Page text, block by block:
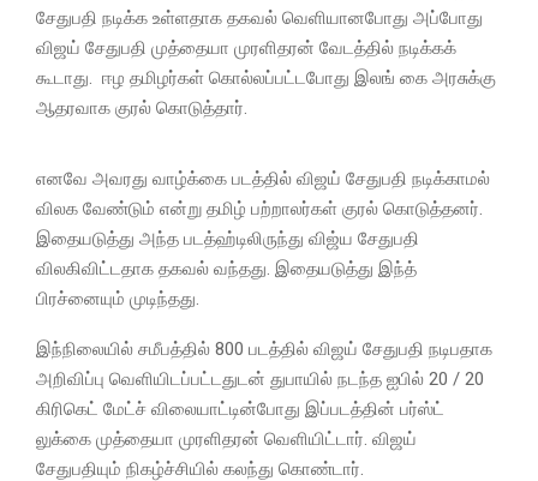
சேதுபதி நடிக்க உள்ளதாக தகவல் வெளியானபோது அப்போது
விஜய் சேதுபதி முத்தையா முரளிதரன் வேடத்தில் நடிக்கக்
கூடாது. ஈழ தமிழர்கள் கொல்லப்பட்டபோது இலங் கை அரசுக்கு
ஆதரவாக குரல் கொடுத்தார்.
எனவே அவரது வாழ்க்கை படத்தில் விஜய் சேதுபதி நடிக்காமல்
விலக வேண்டும் என்று தமிழ் பற்றாலர்கள் குரல் கொடுத்தனர்.
இதையடுத்து அந்த படத்ஹ்டிலிருந்து விஜ்ய சேதுபதி
விலகிவிட்டதாக தகவல் வந்தது. இதையடுத்து இந்த்
பிரச்னையும் முடிந்தது.
இந்நிலையில் சமீபத்தில் 800 படத்தில் விஜய் சேதுபதி நடிபதாக
அறிவிப்பு வெளியிடப்பட்டதுடன் துபாயில் நடந்த ஐபில் 20 / 20
கிரிகெட் மேட்ச் விலையாட்டின்போது இப்படத்தின் பர்ஸ்ட்
லுக்கை முத்தையா முரளிதரன் வெளியிட்டார். விஜய்
சேதுபதியும் நிகழ்ச்சியில் கலந்து கொண்டார்.